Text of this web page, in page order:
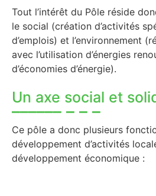
Tout l’intérêt du Pôle réside
le social (création d’activités
d’emplois) et l’environnement
avec l’utilisation d’énergies
d’économies d’énergie).
Un axe social et
Ce pôle a donc plusieurs
développement d’activités
développement économique :